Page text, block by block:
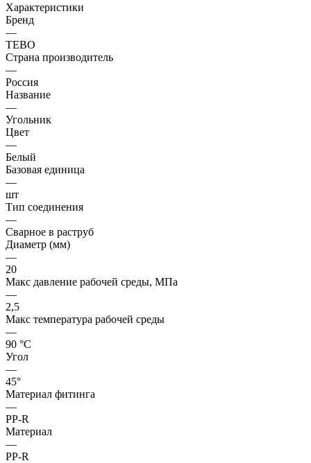
Характеристики
Бренд
—
TEBO
Страна производитель
—
Россия
Название
—
Угольник
Цвет
—
Белый
Базовая единица
—
шт
Тип соединения
—
Сварное в раструб
Диаметр (мм)
—
20
Макс давление рабочей среды, МПа
—
2,5
Макс температура рабочей среды
—
90 °С
Угол
—
45°
Материал фитинга
—
PP-R
Материал
—
PP-R